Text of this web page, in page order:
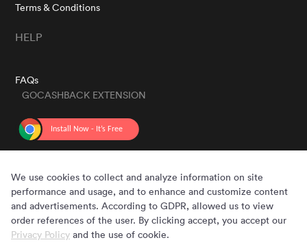
Terms & Conditions
HELP
FAQs
GOCASHBACK EXTENSION
We use cookies to collect and analyze information on site
performance and usage, and to enhance and customize content
and advertisements. According to GDPR, allowed us to view
order references of the user. By clicking accept, you accept our
Privacy Policy and the use of cookie.